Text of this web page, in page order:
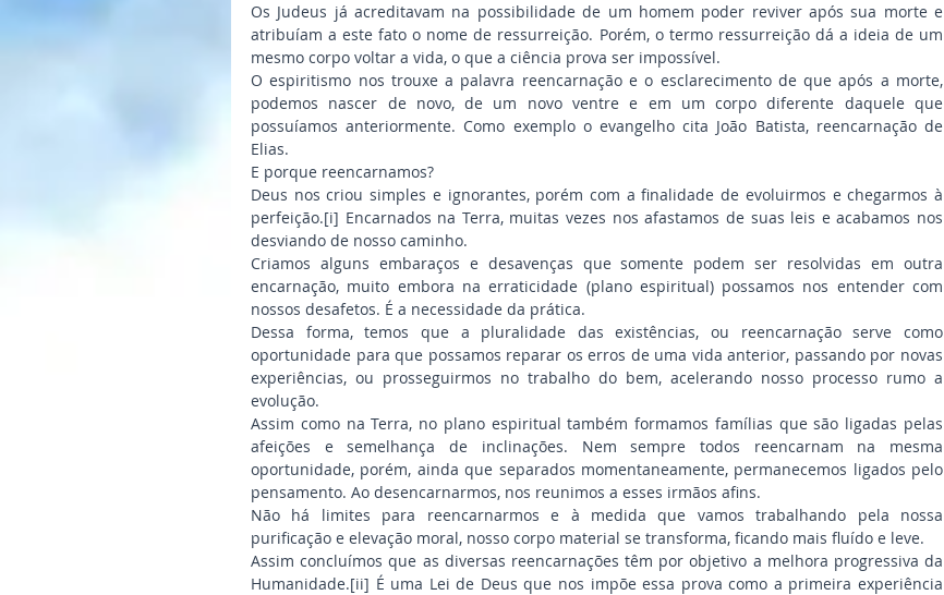
Os Judeus já acreditavam na possibilidade de um homem poder reviver após sua morte e
atribuíam a este fato o nome de ressurreição. Porém, o termo ressurreição dá a ideia de um
mesmo corpo voltar a vida, o que a ciência prova ser impossível.
O espiritismo nos trouxe a palavra reencarnação e o esclarecimento de que após a morte,
podemos nascer de novo, de um novo ventre e em um corpo diferente daquele que
possuíamos anteriormente. Como exemplo o evangelho cita João Batista, reencarnação de
Elias.
E porque reencarnamos?
Deus nos criou simples e ignorantes, porém com a finalidade de evoluirmos e chegarmos à
perfeição.[i] Encarnados na Terra, muitas vezes nos afastamos de suas leis e acabamos nos
desviando de nosso caminho.
Criamos alguns embaraços e desavenças que somente podem ser resolvidas em outra
encarnação, muito embora na erraticidade (plano espiritual) possamos nos entender com
nossos desafetos. É a necessidade da prática.
Dessa forma, temos que a pluralidade das existências, ou reencarnação serve como
oportunidade para que possamos reparar os erros de uma vida anterior, passando por novas
experiências, ou prosseguirmos no trabalho do bem, acelerando nosso processo rumo a
evolução.
Assim como na Terra, no plano espiritual também formamos famílias que são ligadas pelas
afeições e semelhança de inclinações. Nem sempre todos reencarnam na mesma
oportunidade, porém, ainda que separados momentaneamente, permanecemos ligados pelo
pensamento. Ao desencarnarmos, nos reunimos a esses irmãos afins.
Não há limites para reencarnarmos e à medida que vamos trabalhando pela nossa
purificação e elevação moral, nosso corpo material se transforma, ficando mais fluído e leve.
Assim concluímos que as diversas reencarnações têm por objetivo a melhora progressiva da
Humanidade.[ii] É uma Lei de Deus que nos impõe essa prova como a primeira experiência